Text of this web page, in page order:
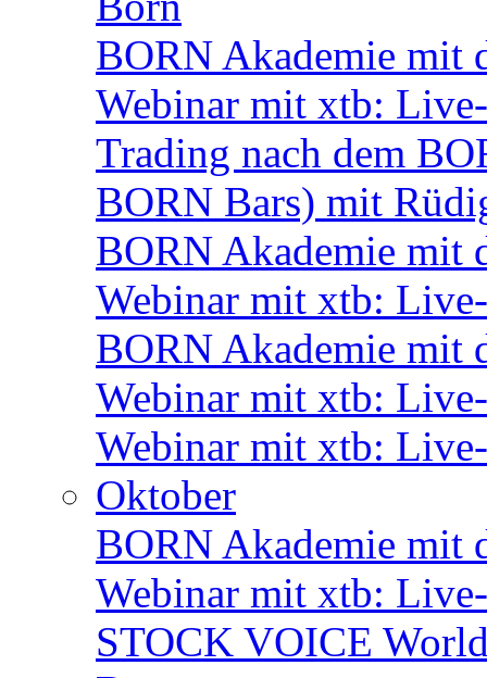
BORN Akademie mit
Webinar mit xtb:
Trading nach dem
BORN Bars) mit
BORN Akademie mit
Webinar mit xtb:
BORN Akademie mit
Webinar mit xtb:
Webinar mit xtb:
Oktober
BORN Akademie mit
Webinar mit xtb:
STOCK VOICE